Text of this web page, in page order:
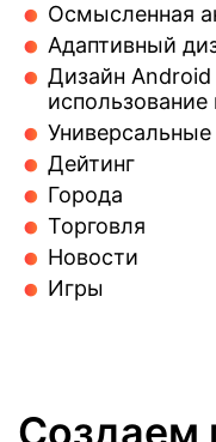
Осмысленная
Адаптивный
Дизайн
Дейтинг
Города
Торговля
Новости
Игры
Создаем